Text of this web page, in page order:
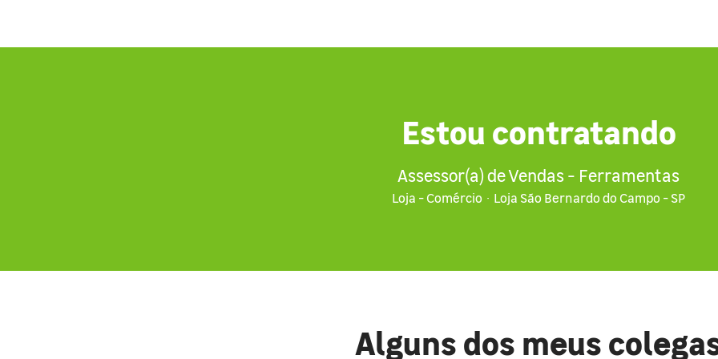
Estou contratando
Assessor(a) de Vendas - Ferramentas
Loja - Comércio · Loja São Bernardo do Campo - SP
Alguns dos meus